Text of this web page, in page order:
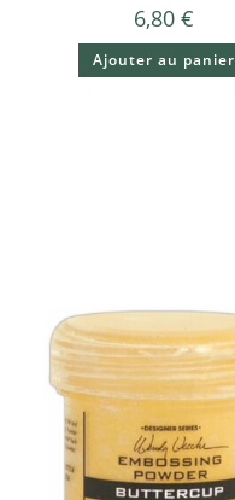
6,80 €
Ajouter au panier